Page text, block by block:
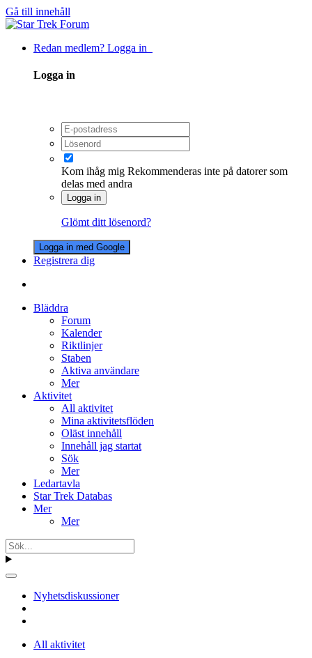
Gå till innehåll
Redan medlem? Logga in
Logga in
Kom ihåg mig Rekommenderas inte på datorer som
delas med andra
Logga in
Glömt ditt lösenord?
Logga in med Google
Registrera dig
Bläddra
Forum
Kalender
Riktlinjer
Staben
Aktiva användare
Mer
Aktivitet
All aktivitet
Mina aktivitetsflöden
Oläst innehåll
Innehåll jag startat
Sök
Mer
Ledartavla
Star Trek Databas
Mer
Mer
Nyhetsdiskussioner
All aktivitet